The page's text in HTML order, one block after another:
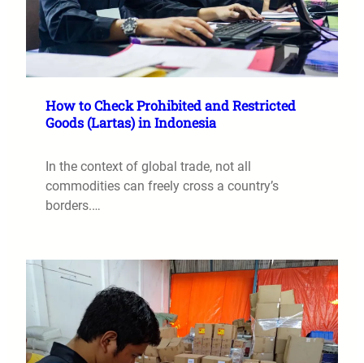
How to Check Prohibited and Restricted
Goods (Lartas) in Indonesia
In the context of global trade, not all
commodities can freely cross a country’s
borders.…